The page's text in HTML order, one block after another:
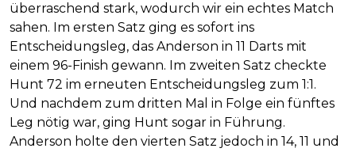
überraschend stark, wodurch wir ein echtes Match
sahen. Im ersten Satz ging es sofort ins
Entscheidungsleg, das Anderson in 11 Darts mit
einem 96-Finish gewann. Im zweiten Satz checkte
Hunt 72 im erneuten Entscheidungsleg zum 1:1.
Und nachdem zum dritten Mal in Folge ein fünftes
Leg nötig war, ging Hunt sogar in Führung.
Anderson holte den vierten Satz jedoch in 14, 11 und